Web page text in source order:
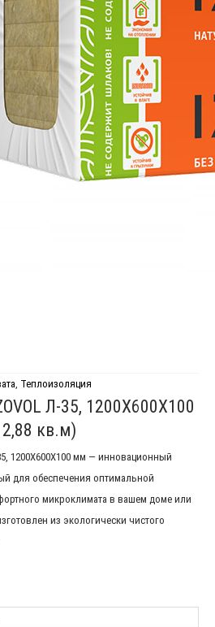
Теплоизоляция
Л-35, 1200Х600Х100
кв.м)
1200Х600Х100 мм — инновационный
для обеспечения оптимальной
микроклимата в вашем доме или
из экологически чистого